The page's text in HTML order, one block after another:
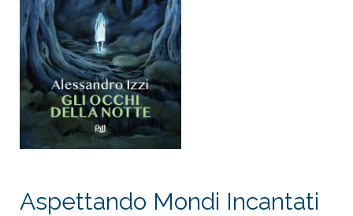
Aspettando Mondi Incantati